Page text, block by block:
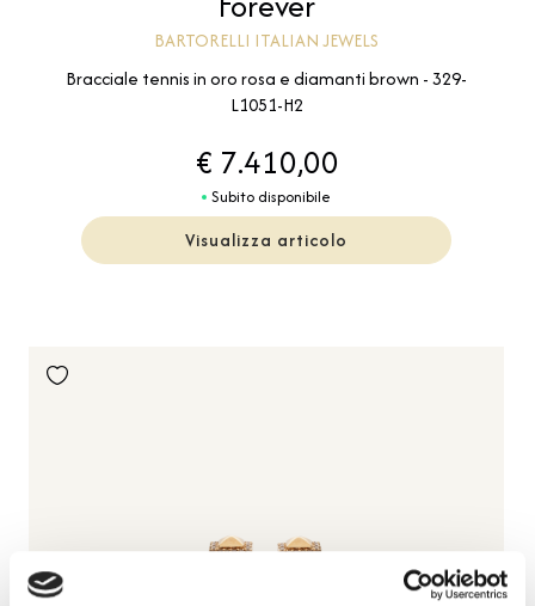
BARTORELLI ITALIAN JEWELS
Bracciale tennis in oro rosa e diamanti brown - 329-
L1051-H2
€ 7.410,00
Subito disponibile
Visualizza articolo